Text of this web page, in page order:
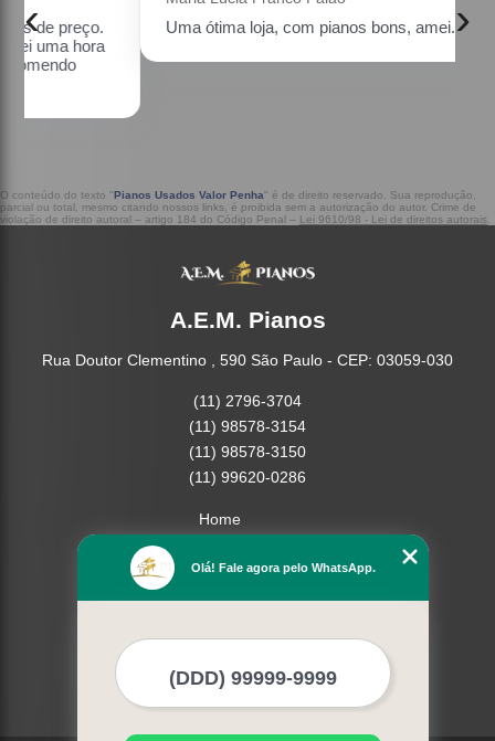
Uma ótima loja, com pianos bons, amei.
‹ ›
O conteúdo do texto "Pianos Usados Valor Penha" é de direito reservado. Sua reprodução,
parcial ou total, mesmo citando nossos links, é proibida sem a autorização do autor. Crime de
violação de direito autoral – artigo 184 do Código Penal – Lei 9610/98 - Lei de direitos autorais
A.E.M. Pianos
Rua Doutor Clementino , 590 São Paulo - CEP: 03059-030
(11) 2796-3704
(11) 98578-3154
(11) 98578-3150
(11) 99620-0286
Home
Missão
Mais Serviços
Olá! Fale agora pelo WhatsApp.